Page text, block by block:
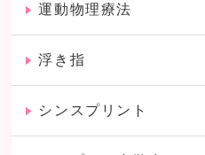
運動物理療法
浮き指
シンスプリント